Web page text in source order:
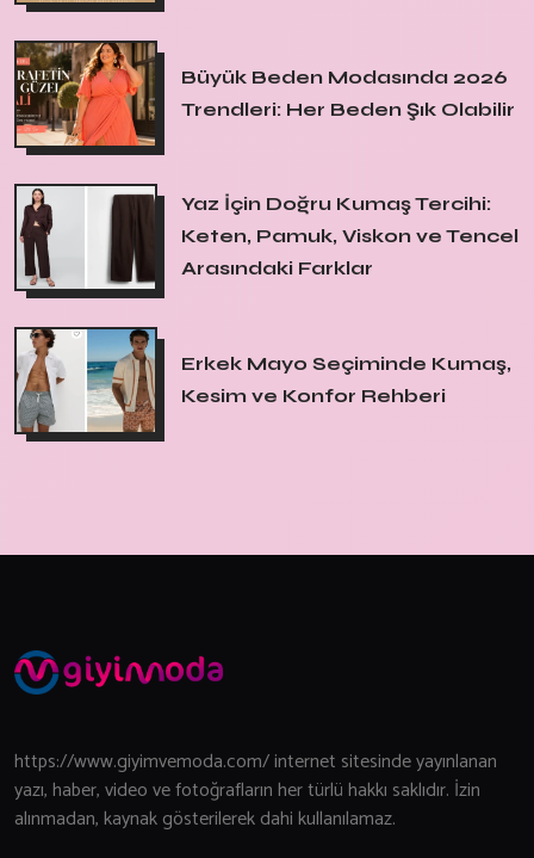
Büyük Beden Modasında 2026
Trendleri: Her Beden Şık Olabilir
Yaz İçin Doğru Kumaş Tercihi:
Keten, Pamuk, Viskon ve Tencel
Arasındaki Farklar
Erkek Mayo Seçiminde Kumaş,
Kesim ve Konfor Rehberi
https://www.giyimvemoda.com/ internet sitesinde yayınlanan
yazı, haber, video ve fotoğrafların her türlü hakkı saklıdır. İzin
alınmadan, kaynak gösterilerek dahi kullanılamaz.